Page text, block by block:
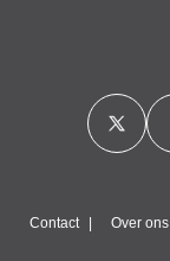
Contact Over ons